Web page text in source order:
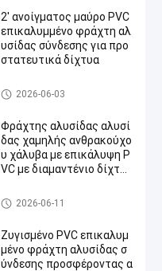
2' ανοίγματος μαύρο PVC
επικαλυμμένο φράχτη αλ
υσίδας σύνδεσης για προ
στατευτικά δίχτυα
Φράχτης αλυσίδας
2026-06-03
Φράχτης αλυσίδας αλυσί
δας χαμηλής ανθρακούχο
υ χάλυβα με επικάλυψη P
VC με διαμαντένιο δίχτυ
Φράχτης αλυσίδας
2026-06-11
Ζυγισμένο PVC επικαλυμ
μένο φράχτη αλυσίδας σ
ύνδεσης προσφέροντας α